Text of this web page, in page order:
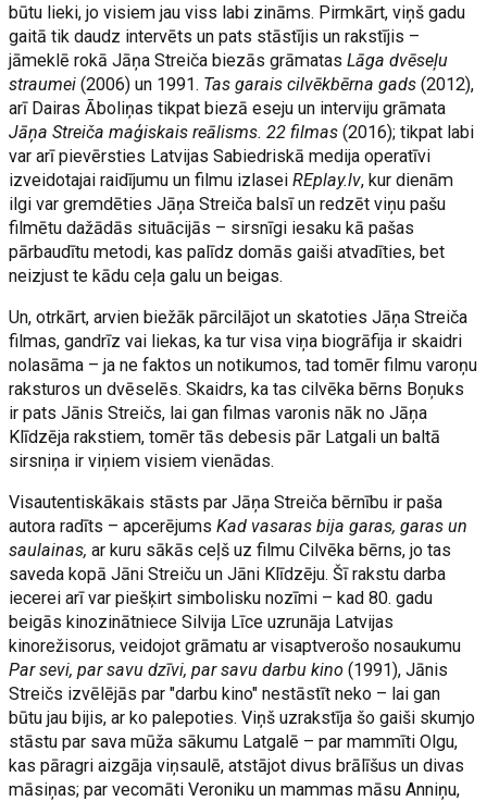
būtu lieki, jo visiem jau viss labi zināms. Pirmkārt, viņš gadu
gaitā tik daudz intervēts un pats stāstījis un rakstījis –
jāmeklē rokā Jāņa Streiča biezās grāmatasLāga dvēseļu
straumei(2006) un 1991. Tas garais cilvēkbērna gads (2012),
arī Dairas Āboliņas tikpat biezā eseju un interviju grāmata
Jāņa Streiča maģiskais reālisms. 22 filmas(2016); tikpat labi
var arī pievērsties Latvijas Sabiedriskā medija operatīvi
izveidotajai raidījumu un filmu izlaseiREplay.lv, kur dienām
ilgi var gremdēties Jāņa Streiča balsī un redzēt viņu pašu
filmētu dažādās situācijās – sirsnīgi iesaku kā pašas
pārbaudītu metodi, kas palīdz domās gaiši atvadīties, bet
neizjust te kādu ceļa galu un beigas.
Un, otrkārt, arvien biežāk pārcilājot un skatoties Jāņa Streiča
filmas, gandrīz vai liekas, ka tur visa viņa biogrāfija ir skaidri
nolasāma – ja ne faktos un notikumos, tad tomēr filmu varoņu
raksturos un dvēselēs. Skaidrs, ka tas cilvēka bērns Boņuks
ir pats Jānis Streičs, lai gan filmas varonis nāk no Jāņa
Klīdzēja rakstiem, tomēr tās debesis pār Latgali un baltā
sirsniņa ir viņiem visiem vienādas.
Visautentiskākais stāsts par Jāņa Streiča bērnību ir paša
autora radīts – apcerējumsKad vasaras bija garas, garas un
saulainas,ar kuru sākās ceļš uz filmu Cilvēka bērns, jo tas
saveda kopā Jāni Streiču un Jāni Klīdzēju. Šī rakstu darba
iecerei arī var piešķirt simbolisku nozīmi – kad 80. gadu
beigās kinozinātniece Silvija Līce uzrunāja Latvijas
kinorežisorus, veidojot grāmatu ar visaptverošo nosaukumu
Par sevi, par savu dzīvi, par savu darbu kino (1991), Jānis
Streičs izvēlējās par "darbu kino" nestāstīt neko – lai gan
būtu jau bijis, ar ko palepoties. Viņš uzrakstīja šo gaiši skumjo
stāstu par sava mūža sākumu Latgalē – par mammīti Olgu,
kas pāragri aizgāja viņsaulē, atstājot divus brālīšus un divas
māsiņas; par vecomāti Veroniku un mammas māsu Anniņu,